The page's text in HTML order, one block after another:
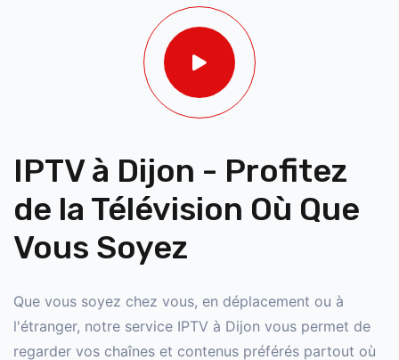
IPTV à Dijon - Profitez
de la Télévision Où Que
Vous Soyez
Que vous soyez chez vous, en déplacement ou à
l'étranger, notre service IPTV à Dijon vous permet de
regarder vos chaînes et contenus préférés partout où